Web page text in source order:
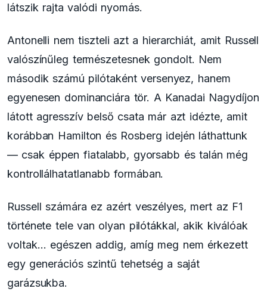
látszik rajta valódi nyomás.
Antonelli nem tiszteli azt a hierarchiát, amit Russell
valószínűleg természetesnek gondolt. Nem
második számú pilótaként versenyez, hanem
egyenesen dominanciára tör. A Kanadai Nagydíjon
látott agresszív belső csata már azt idézte, amit
korábban Hamilton és Rosberg idején láthattunk
— csak éppen fiatalabb, gyorsabb és talán még
kontrollálhatatlanabb formában.
Russell számára ez azért veszélyes, mert az F1
története tele van olyan pilótákkal, akik kiválóak
voltak… egészen addig, amíg meg nem érkezett
egy generációs szintű tehetség a saját
garázsukba.